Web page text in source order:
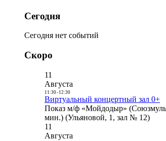
Сегодня
Сегодня нет событий
Скоро
11
Августа
11:30- 12:30
Виртуальный концертный зал 0+
Показ м/ф «Мойдодыр»
мин.) (Ульяновой, 1, зал № 12)
11
Августа